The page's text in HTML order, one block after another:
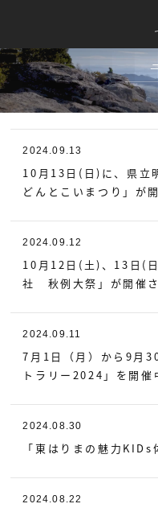
観光スポット
モデルコース
特集
イベント
観光動画
パンフレット
協議会概要
2024.09.13
10月13日(日)に、県立
どんとこいまつり」が
2024.09.12
10月12日(土)、13日(
社 秋例大祭」が開催さ
2024.09.11
7月1日（月）から9月
トラリー2024」を開催
2024.08.30
「東はりまの魅力KIDs
2024.08.22